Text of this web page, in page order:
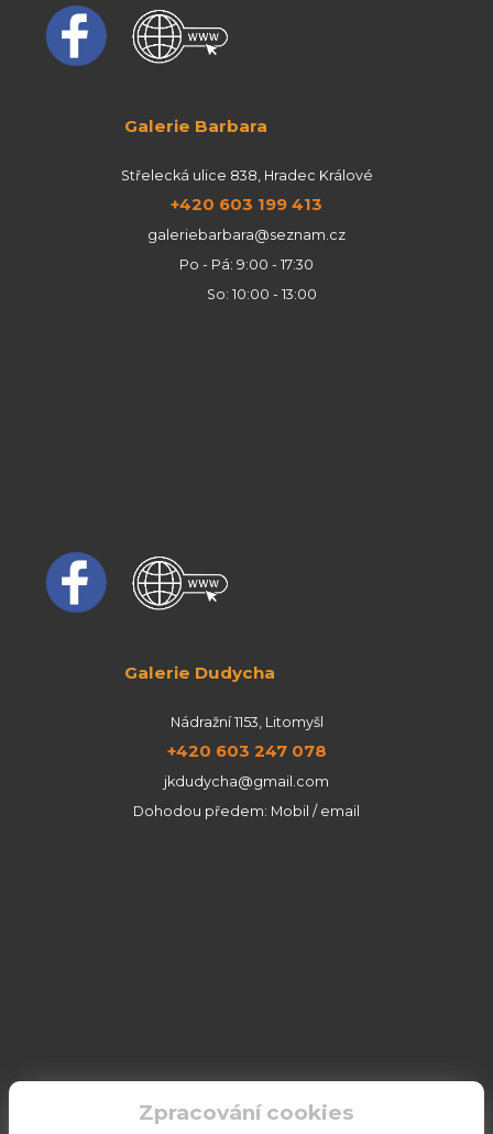
Galerie Barbara
Střelecká ulice 838, Hradec Králové
+420 603 199 413
galeriebarbara@seznam.cz
Po - Pá: 9:00 - 17:30
So: 10:00 - 13:00
Galerie Dudycha
Nádražní 1153, Litomyšl
+420 603 247 078
jkdudycha@gmail.com
Dohodou předem: Mobil / email
Zpracování cookies